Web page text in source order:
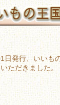
日発行、いいも
ただきました。